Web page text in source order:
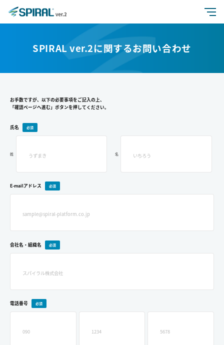
特長
活用シーン
機能
価格
セキュリティ
よくある質問
開発者向け
ログイン
SPIRAL ver.2に関するお問い合わせ
お手数ですが、以下の必要事項をご記入の上、
「確認ページへ進む」ボタンを押してください。
氏名
姓 名
E-mailアドレス
会社名・組織名
電話番号